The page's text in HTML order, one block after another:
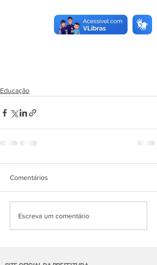
Educação
Comentários
Escreva um comentário